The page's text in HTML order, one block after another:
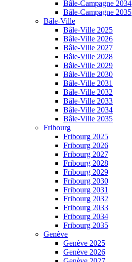
Bâle-Campagne 2034
Bâle-Campagne 2035
Bâle-Ville
Bâle-Ville 2025
Bâle-Ville 2026
Bâle-Ville 2027
Bâle-Ville 2028
Bâle-Ville 2029
Bâle-Ville 2030
Bâle-Ville 2031
Bâle-Ville 2032
Bâle-Ville 2033
Bâle-Ville 2034
Bâle-Ville 2035
Fribourg
Fribourg 2025
Fribourg 2026
Fribourg 2027
Fribourg 2028
Fribourg 2029
Fribourg 2030
Fribourg 2031
Fribourg 2032
Fribourg 2033
Fribourg 2034
Fribourg 2035
Genève
Genève 2025
Genève 2026